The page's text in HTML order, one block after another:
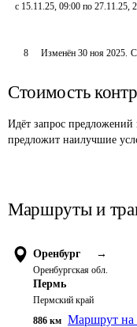
с 15.11.25, 09:00 по 27.11.25,
8 Изменён 30 ноя 2025.
Стоимость
Идёт запрос предложений
предложит наилучшие
Маршруты и
Оренбург →
Оренбургская обл.
Пермь
Пермский край
886 км Маршрут на